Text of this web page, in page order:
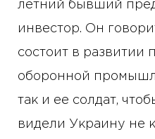
летний бывший
инвестор. Он
состоит в развитии
оборонной
так и ее солдат,
видели Украину не